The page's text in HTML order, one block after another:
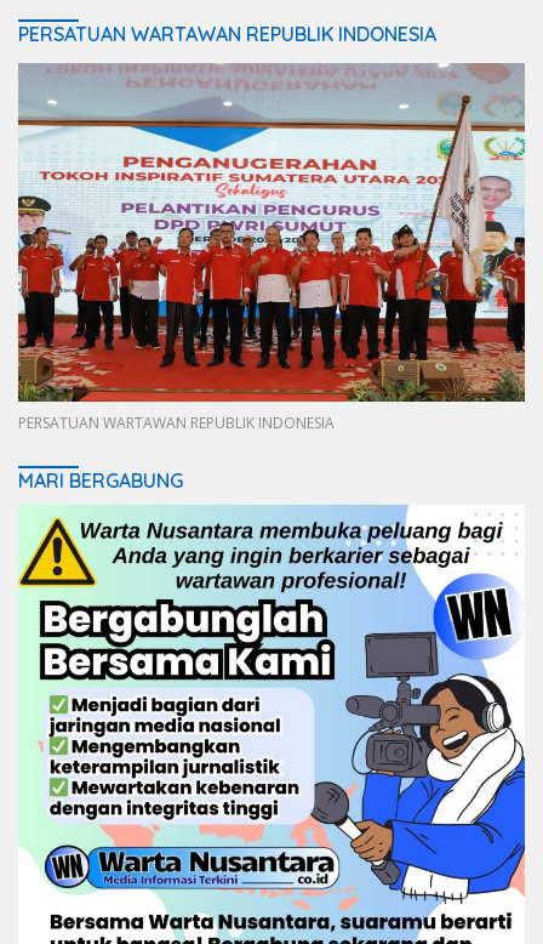
PERSATUAN WARTAWAN REPUBLIK INDONESIA
PERSATUAN WARTAWAN REPUBLIK INDONESIA
MARI BERGABUNG